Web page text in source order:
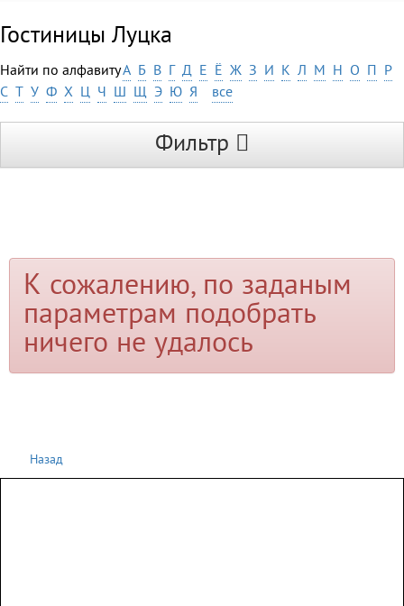
Гостиницы Луцка
Найти по алфавитуА Б В Г Д Е Ё Ж З И К Л М Н О П Р
С Т У Ф Х Ц Ч Ш Щ Э Ю Я все
Фильтр
К сожалению, по заданым
параметрам подобрать
ничего не удалось
Назад